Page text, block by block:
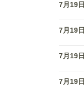
7月19日
7月19日
7月19日
7月19日